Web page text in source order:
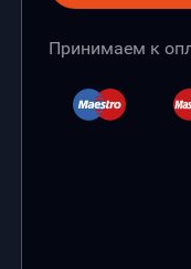
Принимаем к